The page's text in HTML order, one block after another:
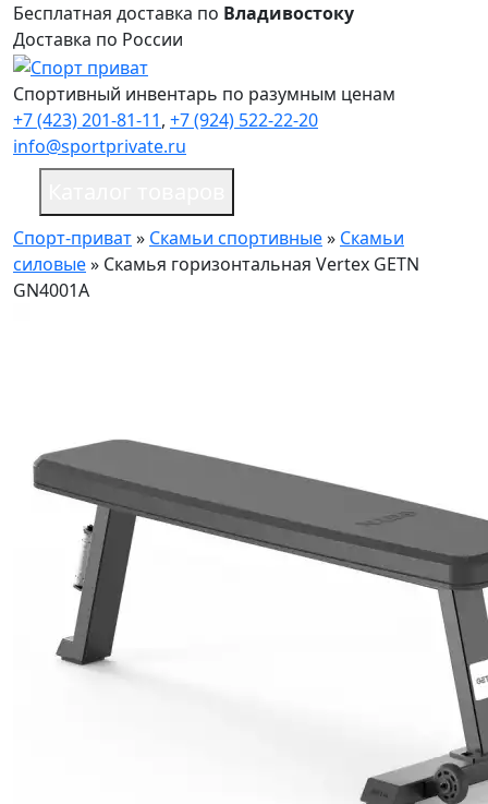
Бесплатная доставка по Владивостоку
Доставка по России
Спортивный инвентарь по разумным ценам
+7 (423) 201-81-11, +7 (924) 522-22-20
info@sportprivate.ru
Спорт-приват» Скамьи спортивные» Скамьи
силовые» Скамья горизонтальная Vertex GETN
GN4001A